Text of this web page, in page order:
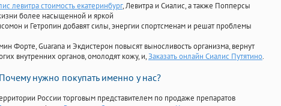
левитра стоимость екатеринбург, Левитра и Сиалис, а также Попперсы
более насыщенной и яркой
и Гетропин добавят силы, энергии спортсменам и решат проблемы
Форте, Guarana и Экдистерон повысят выносливость организма, вернут
внутренних органов, омолодят кожу, и,Заказать онлайн Сиалис Путятино.
нужно покупать именно у нас?
России торговым представителем по продаже препаратов